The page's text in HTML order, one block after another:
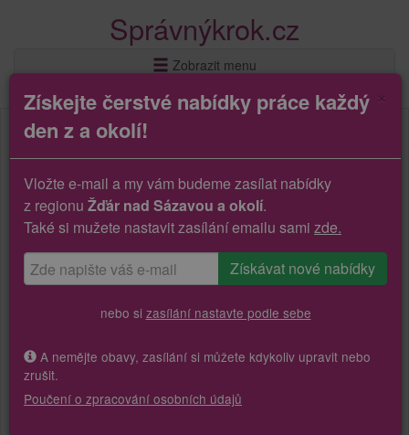
Správnýkrok.cz
Zobrazit menu
Získejte čerstvé nabídky práce každý
den z a okolí!
Vložte e-mail a my vám budeme zasílat nabídky
z regionu Žďár nad Sázavou a okolí.
Také si mužete nastavit zasílání emailu sami zde.
nebo si zasílání nastavte podle sebe
A nemějte obavy, zasílání si můžete kdykoliv upravit nebo
zrušit.
Poučení o zpracování osobních údajů